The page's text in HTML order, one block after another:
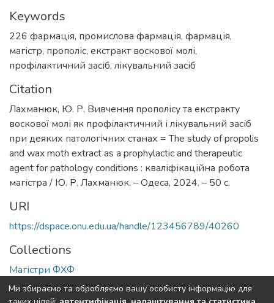
Keywords
226 фармація, промислова фармація, фармація,
магістр, прополіс, екстракт воскової молі,
профілактичний засіб, лікувальний засіб
Citation
Лахманюк, Ю. Р. Вивчення прополісу та екстракту
воскової молі як профілактичний і лікувальний засіб
при деяких патологічних станах = The study of propolis
and wax moth extract as a prophylactic and therapeutic
agent for pathology conditions : кваліфікаційна робота
магістра / Ю. Р. Лахманюк. – Одеса, 2024. – 50 c.
URI
https://dspace.onu.edu.ua/handle/123456789/40260
Collections
Магістри ФХФ
Full item page
Ми збираємо та обробляємо вашу особисту інформацію для